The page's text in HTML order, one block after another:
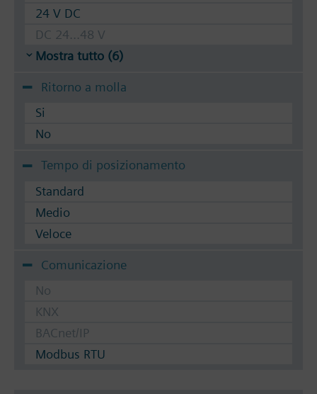
24 V DC
DC 24...48 V
Mostra tutto (6)
Ritorno a molla
Si
No
Tempo di posizionamento
Standard
Medio
Veloce
Comunicazione
No
KNX
BACnet/IP
Modbus RTU